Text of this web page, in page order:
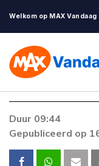
Welkom op MAX Vandaag
De
voordoen,
Duur 09:44
Gepubliceerd op